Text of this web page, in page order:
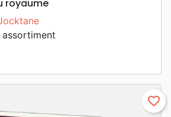
royaume
favorite_border